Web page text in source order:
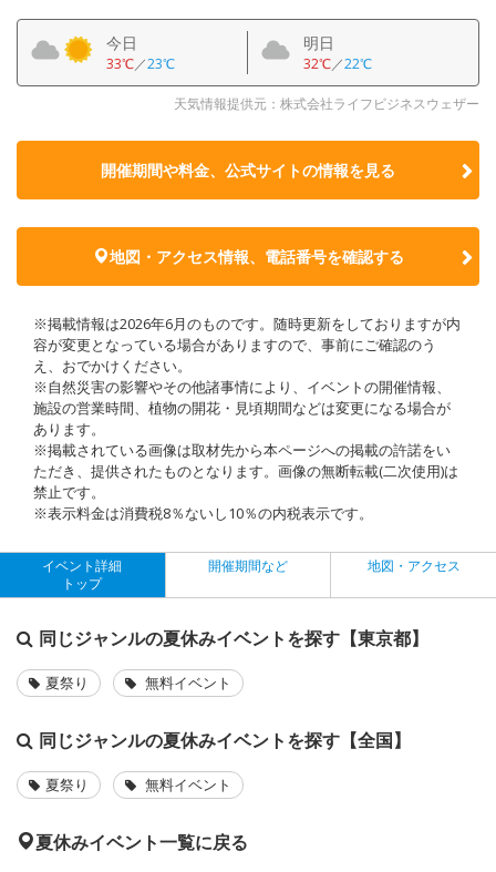
今日
33℃／23℃
明日
32℃／22℃
天気情報提供元：株式会社ライフビジネスウェザー
開催期間や料金、公式サイトの情報を見る
地図・アクセス情報、電話番号を確認する
※掲載情報は2026年6月のものです。随時更新をしておりますが内
容が変更となっている場合がありますので、事前にご確認のう
え、おでかけください。
※自然災害の影響やその他諸事情により、イベントの開催情報、
施設の営業時間、植物の開花・見頃期間などは変更になる場合が
あります。
※掲載されている画像は取材先から本ページへの掲載の許諾をい
ただき、提供されたものとなります。画像の無断転載(二次使用)は
禁止です。
※表示料金は消費税8％ないし10％の内税表示です。
イベント詳細
トップ
開催期間など 地図・アクセス
同じジャンルの夏休みイベントを探す【東京都】
夏祭り 無料イベント
同じジャンルの夏休みイベントを探す【全国】
夏祭り 無料イベント
夏休みイベント一覧に戻る